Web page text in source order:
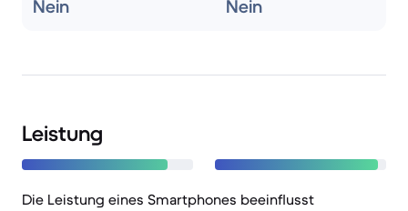
Nein Nein
Leistung
Die Leistung eines Smartphones beeinflusst